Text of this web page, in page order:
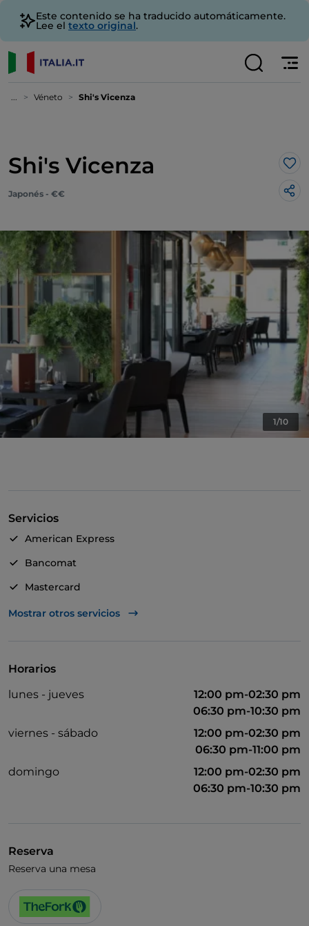
Este contenido se ha traducido automáticamente.
Lee el texto original.
... Véneto Shi's Vicenza
Shi's Vicenza Me
Japonés - €€
1/10
Servicios
American Express
Bancomat
Mastercard
TheFork PAY
Mostrar otros servicios
Horarios
lunes - jueves
12:00 pm-02:30 pm
06:30 pm-10:30 pm
viernes - sábado
12:00 pm-02:30 pm
06:30 pm-11:00 pm
domingo
12:00 pm-02:30 pm
06:30 pm-10:30 pm
Reserva
Reserva una mesa